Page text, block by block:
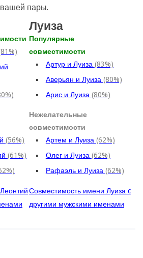
пары.
(56%)
(61%)
Луиза
Популярные
совместимости
Артур и Луиза (83%)
Аверьян и Луиза (80%)
Арис и Луиза (80%)
Нежелательные
совместимости
Артем и Луиза (62%)
Олег и Луиза (62%)
Рафаэль и Луиза (62%)
Совместимость имени Луиза c
другими мужскими именами